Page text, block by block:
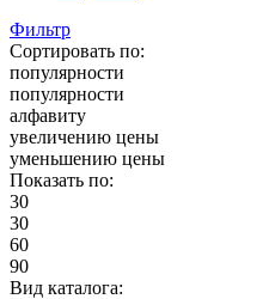
Фильтр
Сортировать по:
популярности
популярности
алфавиту
увеличению цены
уменьшению цены
Показать по:
30
30
60
90
Вид каталога: